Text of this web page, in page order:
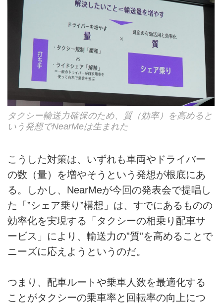
タクシー輸送力確保のため、質（効率）を高めると
いう発想でNearMeは生まれた
こうした対策は、いずれも車両やドライバー
の数（量）を増やそうという発想が根底にあ
る。しかし、NearMeが今回の発表会で提唱し
た「”シェア乗り”構想」は、すでにあるものの
効率化を実現する「タクシーの相乗り配車サ
ービス」により、輸送力の”質”を高めることで
ニーズに応えようというのだ。
つまり、配車ルートや乗車人数を最適化する
ことがタクシーの乗車率と回転率の向上につ